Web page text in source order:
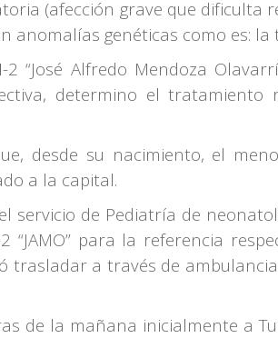
(afección grave que
anomalías genéticas como es:
“José Alfredo Mendoza
determino el
desde su nacimiento, el
a la capital.
servicio de Pediatría de
“JAMO” para la referencia
trasladar a través de
de la mañana inicialmente a